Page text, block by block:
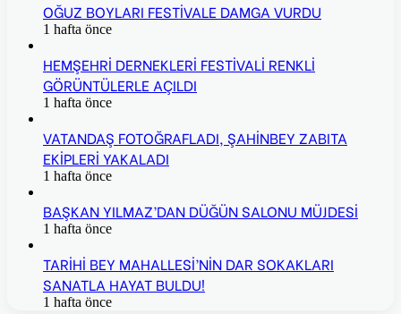
OĞUZ BOYLARI FESTİVALE DAMGA VURDU
1 hafta önce
HEMŞEHRİ DERNEKLERİ FESTİVALİ RENKLİ
GÖRÜNTÜLERLE AÇILDI
1 hafta önce
VATANDAŞ FOTOĞRAFLADI, ŞAHİNBEY ZABITA
EKİPLERİ YAKALADI
1 hafta önce
BAŞKAN YILMAZ’DAN DÜĞÜN SALONU MÜJDESİ
1 hafta önce
TARİHİ BEY MAHALLESİ’NİN DAR SOKAKLARI
SANATLA HAYAT BULDU!
1 hafta önce